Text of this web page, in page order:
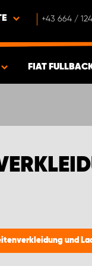
+43 664 /
FIAT
und